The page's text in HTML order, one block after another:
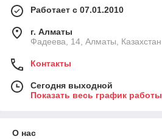
Работает с 07.01.2010
г. Алматы
Фадеева, 14, Алматы, Казахстан
Контакты
Сегодня выходной
Показать весь график работы
О нас